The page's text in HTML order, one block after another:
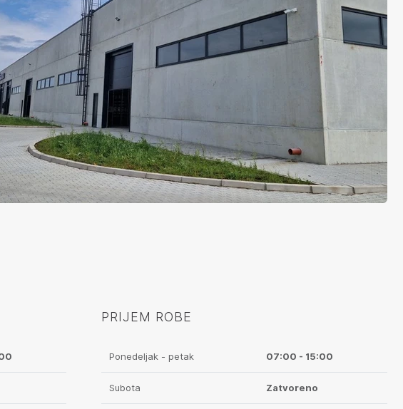
PRIJEM ROBE
Ponedeljak - petak 07:00 - 15:00
Subota Zatvoreno